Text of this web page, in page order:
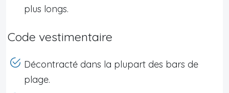
plus longs.
Code vestimentaire
Décontracté dans la plupart des bars de
plage.